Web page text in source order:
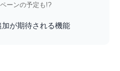
ーンの予定も!?
加が期待される機能